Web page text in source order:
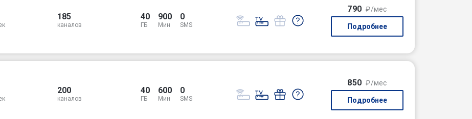
185
каналов
40
ГБ
900
Мин
0
SMS
790 ₽/мес
Подробнее
200
каналов
40
ГБ
600
Мин
0
SMS
850 ₽/мес
Подробнее